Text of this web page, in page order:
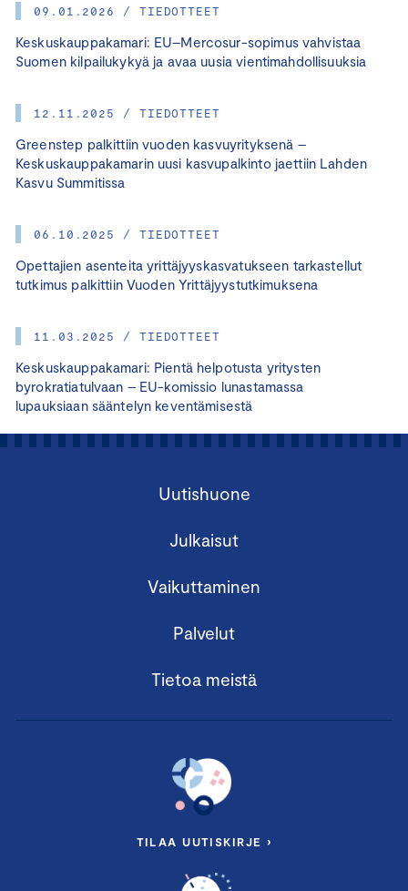
09.01.2026 / TIEDOTTEET
Keskuskauppakamari: EU–Mercosur-sopimus vahvistaa
Suomen kilpailukykyä ja avaa uusia vientimahdollisuuksia
12.11.2025 / TIEDOTTEET
Greenstep palkittiin vuoden kasvuyrityksenä –
Keskuskauppakamarin uusi kasvupalkinto jaettiin Lahden
Kasvu Summitissa
06.10.2025 / TIEDOTTEET
Opettajien asenteita yrittäjyyskasvatukseen tarkastellut
tutkimus palkittiin Vuoden Yrittäjyystutkimuksena
11.03.2025 / TIEDOTTEET
Keskuskauppakamari: Pientä helpotusta yritysten
byrokratiatulvaan – EU-komissio lunastamassa
lupauksiaan sääntelyn keventämisestä
Uutishuone
Julkaisut
Vaikuttaminen
Palvelut
Tietoa meistä
TILAA UUTISKIRJE ›